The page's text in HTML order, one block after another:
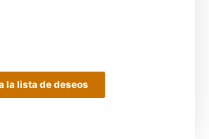
la lista de deseos